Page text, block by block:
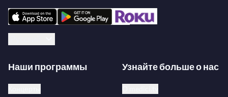
Наши программы Узнайте больше о нас